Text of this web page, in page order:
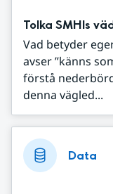
Tolka SMHIs
Vad betyder
avser ”känns
förstå
denna vägled...
Data